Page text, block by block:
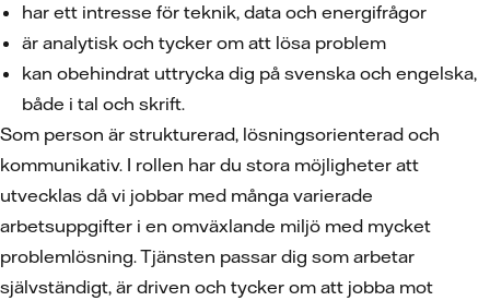
har ett intresse för teknik, data och energifrågor
är analytisk och tycker om att lösa problem
kan obehindrat uttrycka dig på svenska och engelska,
både i tal och skrift.
Som person är strukturerad, lösningsorienterad och
kommunikativ. I rollen har du stora möjligheter att
utvecklas då vi jobbar med många varierade
arbetsuppgifter i en omväxlande miljö med mycket
problemlösning. Tjänsten passar dig som arbetar
självständigt, är driven och tycker om att jobba mot